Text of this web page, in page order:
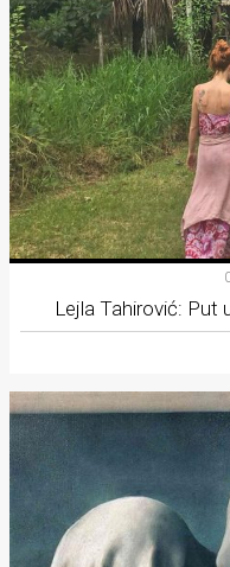
Lejla Tahirović: Put